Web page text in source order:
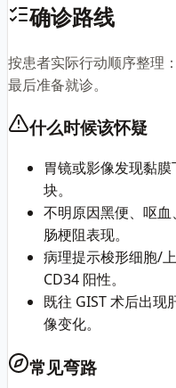
确诊路线
按患者实际行动顺序整理
最后准备就诊。
什么时候该怀疑
胃镜或影像发现黏
块。
不明原因黑便、呕
肠梗阻表现。
病理提示梭形细胞/
CD34 阳性。
既往 GIST 术后出现
像变化。
常见弯路